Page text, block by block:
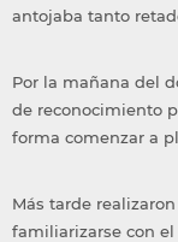
antojaba tanto
Por la mañana del
de reconocimiento
forma comenzar a
Más tarde
familiarizarse con el